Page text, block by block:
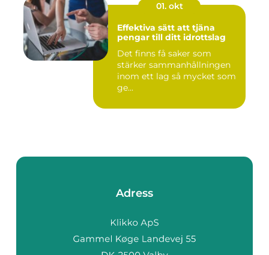
01. okt
Effektiva sätt att tjäna
pengar till ditt idrottslag
Det finns få saker som
stärker sammanhållningen
inom ett lag så mycket som
ge...
Adress